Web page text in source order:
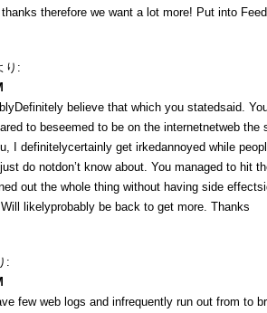
therefore we want a lot more! Put into
り:
believe that which you statedsaid.
to beseemed to be on the internetnetweb
I definitelycertainly get irkedannoyed while
do notdon’t know about. You managed to hit
out the whole thing without having side
likelyprobably be back to get more. Thanks
:
few web logs and infrequently run out from to